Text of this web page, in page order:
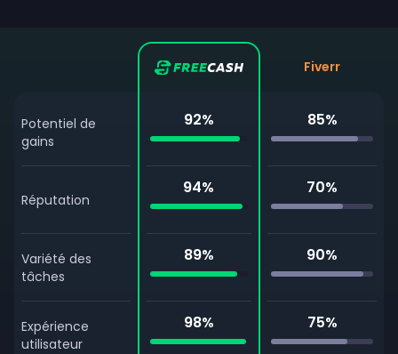
Potentiel de
gains
Réputation
Variété des
tâches
Expérience
utilisateur
92%
94%
89%
98%
Fiverr
85%
70%
90%
75%